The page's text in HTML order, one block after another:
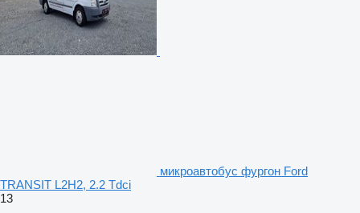
микроавтобус фургон Ford
TRANSIT L2H2, 2.2 Tdci
13